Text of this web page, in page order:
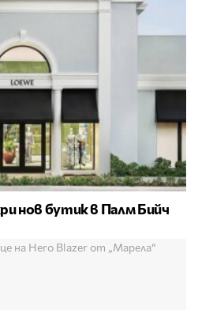
нов бутик в Палм Бийч